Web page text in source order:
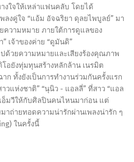
งใจให้เหล่าแฟนคลับ โดยได้
ลงคู่ใจ “แอ้ม อัจฉริยา ดุลยไพบูลย์” มา
ความหมาย ภายใต้การดูแลของ
เจ้าของค่าย “ดูมันดิ”
ด้วยความหมายและเสียงร้องคุณภาพ
โอยังทุ่มทุนสร้างหลักล้าน เนรมิต
ก ทั้งยังเป็นการทำงานร่วมกันครั้งแรก
วแห่งชาติ” “นุนิว - แอลลี่” ที่สาว “แอล
เอ็มวีให้กับศิลปินคนไหนมาก่อน แต่
มาถ่ายทอดความน่ารักผ่านเพลงน่ารัก ๆ
ในครั้งนี้